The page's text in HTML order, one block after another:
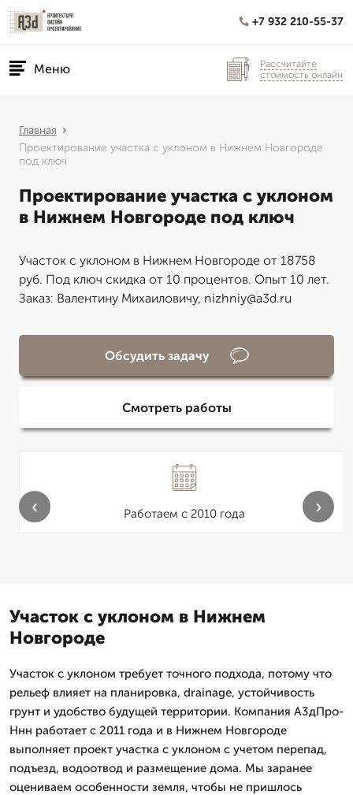
+7 932 210-55-37
Меню
Рассчитайте
стоимость онлайн
Главная
Проектирование участка с уклоном в Нижнем Новгороде
под ключ
Проектирование участка с уклоном
в Нижнем Новгороде под ключ
Участок с уклоном в Нижнем Новгороде от 18758
руб. Под ключ скидка от 10 процентов. Опыт 10 лет.
Заказ: Валентину Михаиловичу, nizhniy@a3d.ru
Обсудить задачу
Смотреть работы
Работаем с 2010 года
‹ ›
Участок с уклоном в Нижнем
Новгороде
Участок с уклоном требует точного подхода, потому что
рельеф влияет на планировка, drainage, устойчивость
грунт и удобство будущей территории. Компания А3дПро-
Ннн работает с 2011 года и в Нижнем Новгороде
выполняет проект участка с уклоном с учетом перепад,
подъезд, водоотвод и размещение дома. Мы заранее
оцениваем особенности земля, чтобы не пришлось